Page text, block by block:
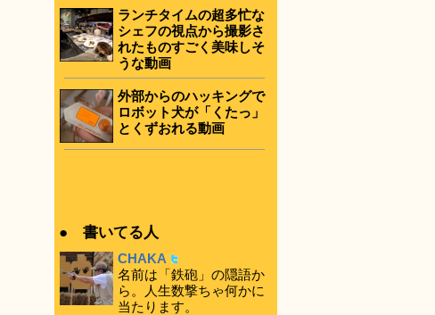
ランチタイムの超多忙な
シェフの視点から撮影さ
れたものすごく美味しそ
うな動画
外部からのハッキングで
ロボット犬が「くたっ」
とくずおれる動画
● 書いてる人
CHAKA
名前は「鉄砲」の隠語か
ら。人生数撃ちゃ何かに
当たります。